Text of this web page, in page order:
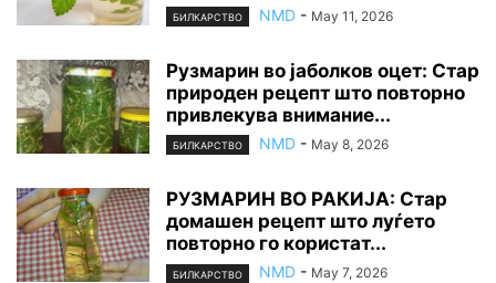
БИЛКАРСТВО NMD - May 11, 2026
Рузмарин во јаболков оцет: Стар
природен рецепт што повторно
привлекува внимание...
БИЛКАРСТВО NMD - May 8, 2026
РУЗМАРИН ВО РАКИЈА: Стар
домашен рецепт што луѓето
повторно го користат...
БИЛКАРСТВО NMD - May 7, 2026